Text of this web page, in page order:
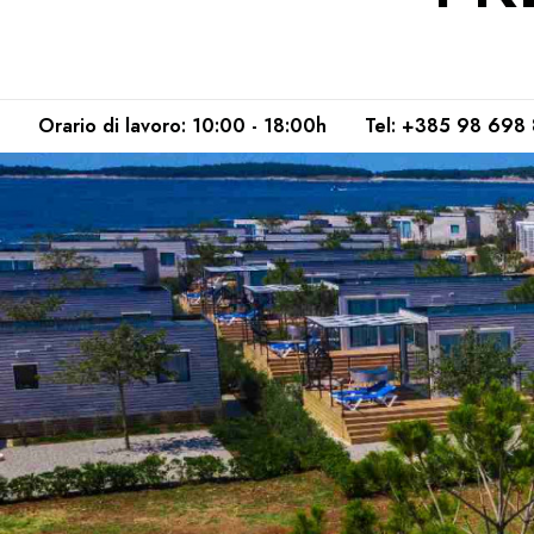
Orario di lavoro: 10:00 - 18:00h Tel: +385 98 698